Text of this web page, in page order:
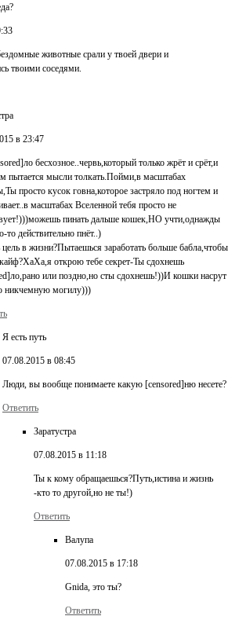
животные срали у твоей двери и
твоими соседями.
в 23:47
бесхозное..червь,который только жрёт и срёт,и
пытается мысли толкать.Пойми,в масштабах
просто кусок говна,которое застряло под ногтем и
масштабах Вселенной тебя просто не
пинать дальше кошек,НО учти,однажды
то действительно пнёт..)
в жизни?Пытаешься заработать больше бабла,чтобы
открою тебе секрет-Ты сдохнешь
или поздно,но сты сдохнешь!))И кошки насрут
никчемную могилу)))
Я есть путь
07.08.2015 в 08:45
Люди, вы вообще понимаете какую [censored]ню несете?
Ответить
Заратустра
07.08.2015 в 11:18
Ты к кому обращаешься?Путь,истина и жизнь
-кто то другой,но не ты!)
Ответить
Валупа
07.08.2015 в 17:18
Gnida, это ты?
Ответить